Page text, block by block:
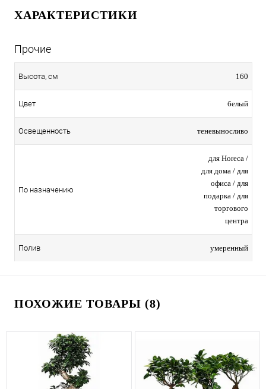
ХАРАКТЕРИСТИКИ
Прочие
Высота, см 160
Цвет белый
Освещенность теневыносливо
По назначению
для Horeca /
для дома / для
офиса / для
подарка / для
торгового
центра
Полив умеренный
ПОХОЖИЕ ТОВАРЫ (8)